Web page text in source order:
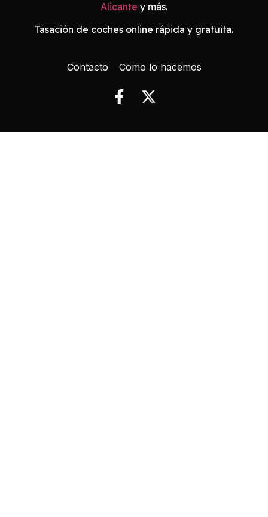
Alicante y más.
Tasación de coches online rápida y gratuita.
Contacto Como lo hacemos